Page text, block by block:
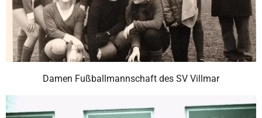
Damen Fußballmannschaft des SV Villmar